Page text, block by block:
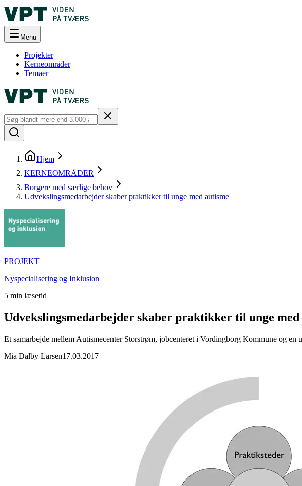
Menu
Projekter
Kerneområder
Temaer
Hjem
KERNEOMRÅDER
Borgere med særlige behov
Udvekslingsmedarbejder skaber praktikker til unge med autisme
PROJEKT
Nyspecialisering og Inklusion
5 min læsetid
Udvekslingsmedarbejder skaber praktikker til unge med
Et samarbejde mellem Autismecenter Storstrøm, jobcenteret i Vordingborg Kommune og
Mia Dalby Larsen17.03.2017